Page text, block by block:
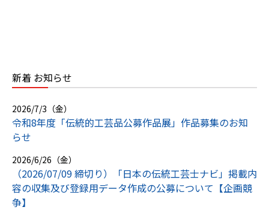
新着 お知らせ
2026/7/3（金）
令和8年度「伝統的工芸品公募作品展」作品募集のお知
らせ
2026/6/26（金）
（2026/07/09 締切り）「日本の伝統工芸士ナビ」掲載内
容の収集及び登録用データ作成の公募について【企画競
争】